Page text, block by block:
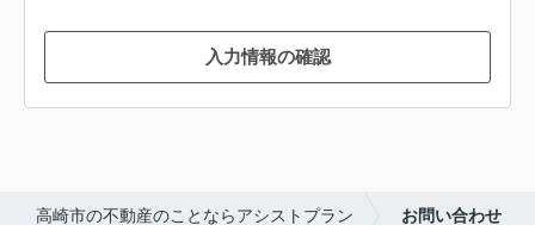
入力情報の確認
高崎市の不動産のことならアシストプラン お問い合わせ